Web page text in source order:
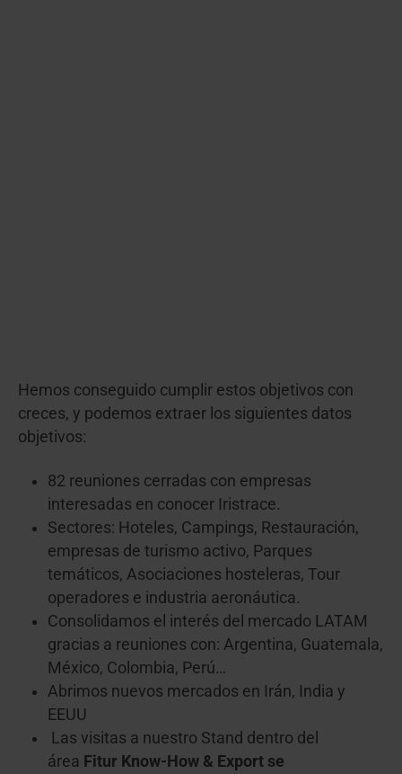
Hemos conseguido cumplir estos objetivos con
creces, y podemos extraer los siguientes datos
objetivos:
82 reuniones cerradas con empresas
interesadas en conocer Iristrace.
Sectores: Hoteles, Campings, Restauración,
empresas de turismo activo, Parques
temáticos, Asociaciones hosteleras, Tour
operadores e industria aeronáutica.
Consolidamos el interés del mercado LATAM
gracias a reuniones con: Argentina, Guatemala,
México, Colombia, Perú…
Abrimos nuevos mercados en Irán, India y
EEUU
Las visitas a nuestro Stand dentro del
área Fitur Know-How & Export se